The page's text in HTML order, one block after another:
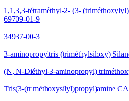
1,1,3,3-tétraméthyl-2- (3-
69709-01-9
34937-00-3
3-aminopropyltris (triméthylsiloxy)
(N, N-Diéthyl-3-aminopropyl)
Tris(3-(triméthoxysilyl)propyl)amine